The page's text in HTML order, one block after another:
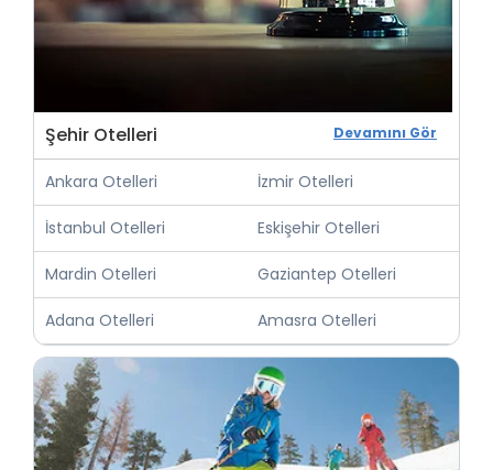
Şehir Otelleri Devamını Gör
Ankara Otelleri İzmir Otelleri
İstanbul Otelleri Eskişehir Otelleri
Mardin Otelleri Gaziantep Otelleri
Adana Otelleri Amasra Otelleri